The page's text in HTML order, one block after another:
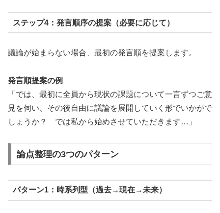
ステップ4：発言順序の提案（必要に応じて）
議論が始まらない場合、最初の発言順を提案します。
発言順提案の例
「では、最初に全員から現状の課題について一言ずつご意
見を伺い、その後自由に議論を展開していく形でいかがで
しょうか？ では私から始めさせていただきます…」
論点整理の3つのパターン
パターン1：時系列型（過去→現在→未来）